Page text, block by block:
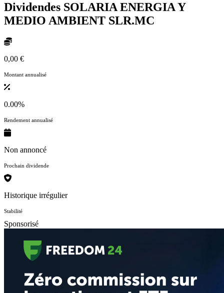
Dividendes SOLARIA ENERGIA Y
MEDIO AMBIENT SLR.MC
0,00 €
Montant annualisé
0.00%
Rendement annualisé
Non annoncé
Prochain dividende
Historique irrégulier
Stabilité
Sponsorisé